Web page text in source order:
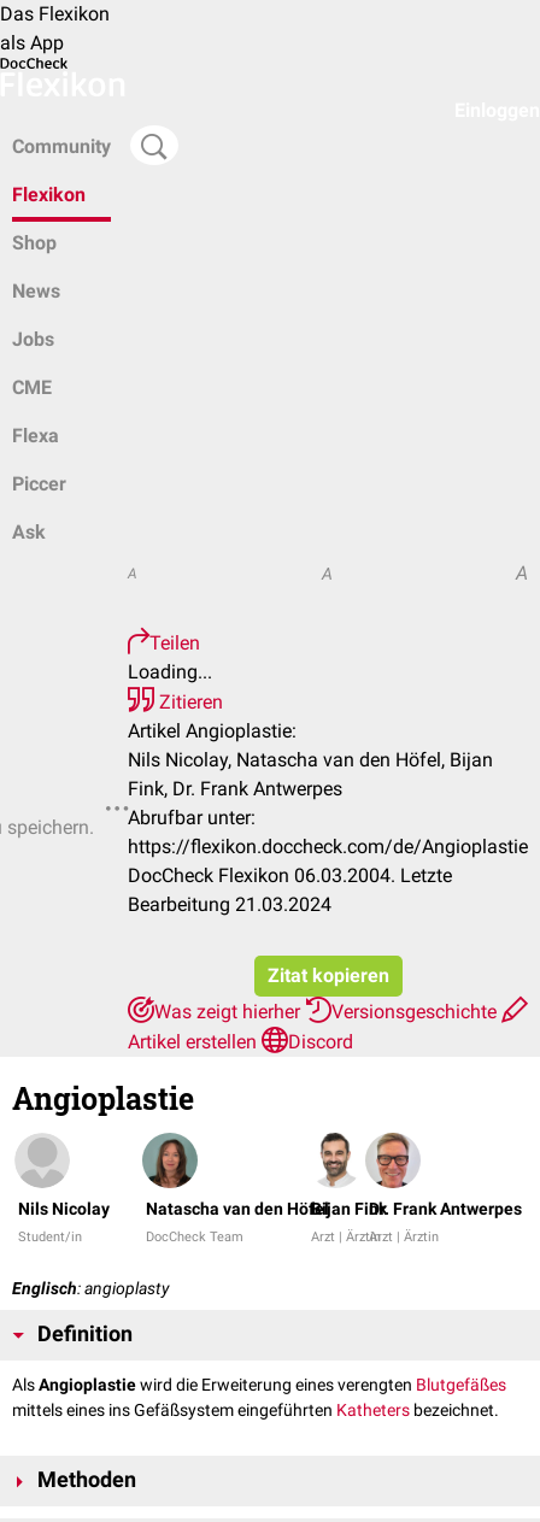
Das Flexikon
als App
Community
Flexikon
Shop
News
Jobs
CME
Flexa
Piccer
Ask
speichern.
A A A
Teilen
Loading...
Zitieren
Artikel Angioplastie:
Nils Nicolay, Natascha van den Höfel, Bijan
Fink, Dr. Frank Antwerpes
Abrufbar unter:
https://flexikon.doccheck.com/de/Angioplastie
DocCheck Flexikon 06.03.2004. Letzte
Bearbeitung 21.03.2024
Zitat kopieren
Was zeigt hierher
Versionsgeschichte
Artikel erstellen
Discord
Angioplastie
Nils Nicolay
Student/in
Natascha van den Höfel
DocCheck Team
Bijan Fink
Arzt | Ärztin
Dr. Frank Antwerpes
Arzt | Ärztin
Englisch: angioplasty
Definition
AlsAngioplastiewird die Erweiterung eines verengten Blutgefäßes
mittels eines ins Gefäßsystem eingeführten Katheters bezeichnet.
Methoden